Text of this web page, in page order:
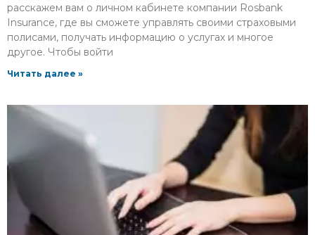
расскажем вам о личном кабинете компании Rosbank
Insurance, где вы сможете управлять своими страховыми
полисами, получать информацию о услугах и многое
другое. Чтобы войти
Читать далее »